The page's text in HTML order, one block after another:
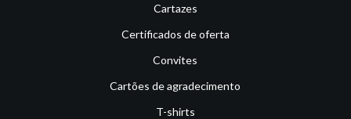
Cartazes
Certificados de oferta
Convites
Cartões de agradecimento
T-shirts